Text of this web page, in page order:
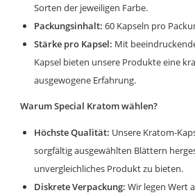
Sorten der jeweiligen Farbe.
Packungsinhalt: 60 Kapseln pro
Stärke pro Kapsel: Mit
Kapsel bieten unsere Produkte eine
ausgewogene Erfahrung.
Warum Special Kratom wählen?
Höchste Qualität: Unsere Kratom-
sorgfältig ausgewählten Blättern
unvergleichliches Produkt zu bieten.
Diskrete Verpackung: Wir legen Wert